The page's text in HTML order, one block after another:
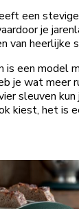
een
je
van heerlijke
is een model
je wat meer
sleuven kun
kiest, het is